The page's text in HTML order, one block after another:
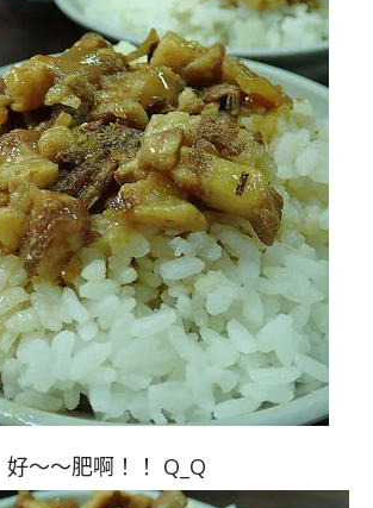
好～～肥啊！！ Q_Q